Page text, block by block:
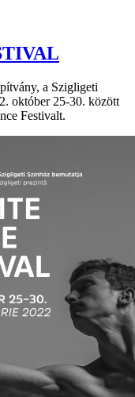
a Szigligeti
október 25-30. között
Festivalt.